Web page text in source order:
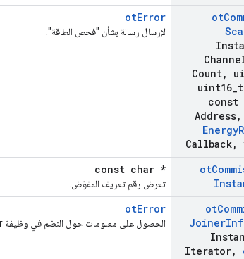
ot
Count,
uint16
const
Address,
Energy
Callback,
otError
لإرسال رسالة بشأن "فحص الطاقة".
ot
const char *
تعرض رقم تعريف المفوّض.
ot
Joiner
Iterator,
otError
الحصول على معلومات حول النضم في وظيفة aIterator.